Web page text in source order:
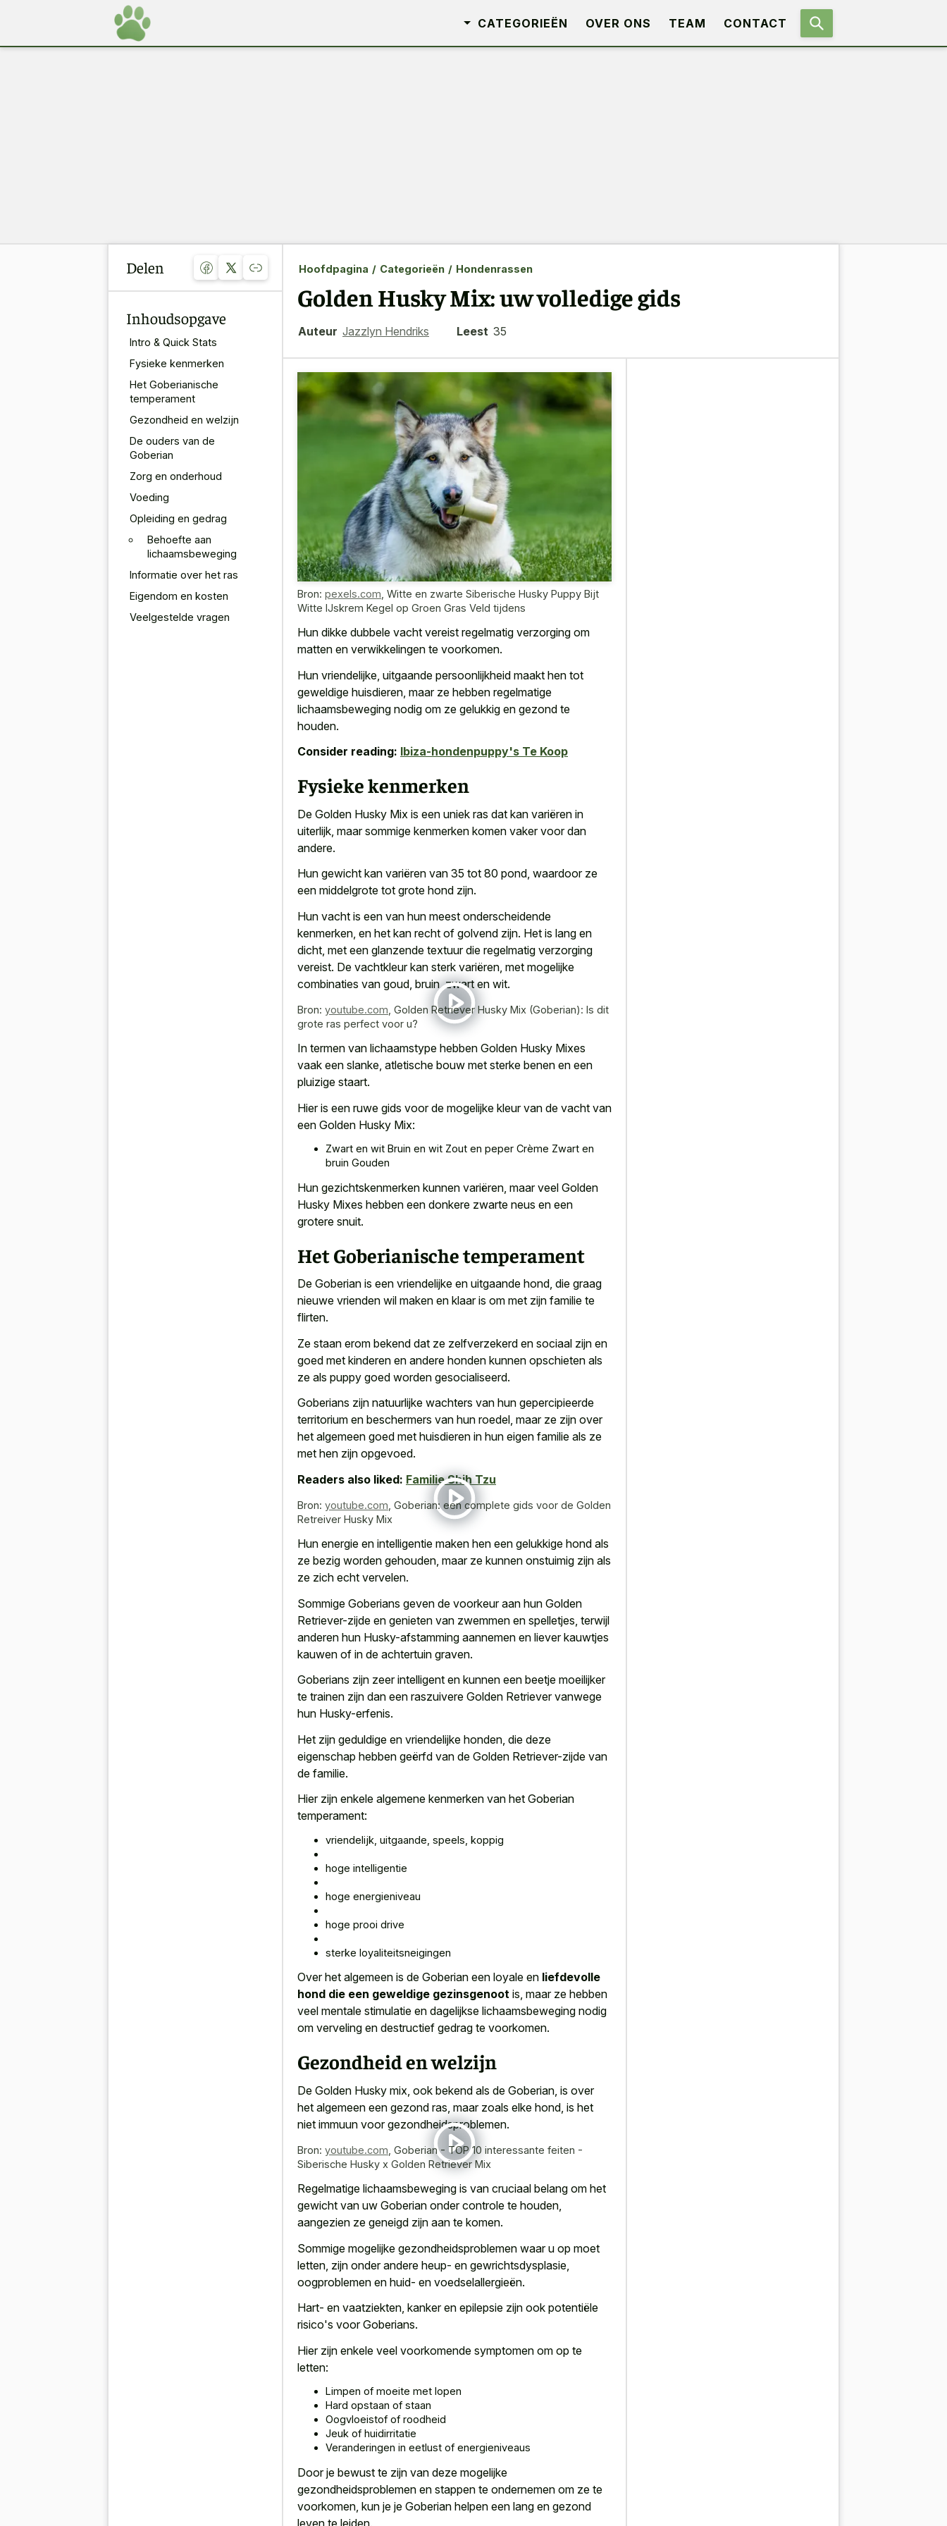
CATEGORIEËN OVER ONS TEAM CONTACT
Delen
Inhoudsopgave
Intro & Quick Stats
Fysieke kenmerken
Het Goberianische
temperament
Gezondheid en welzijn
De ouders van de
Goberian
Zorg en onderhoud
Voeding
Opleiding en gedrag
Behoefte aan
lichaamsbeweging
Informatie over het ras
Eigendom en kosten
Veelgestelde vragen
Hoofdpagina / Categorieën / Hondenrassen
Golden Husky Mix: uw volledige gids
Auteur Jazzlyn Hendriks Leest 35
Bron: pexels.com Witte en zwarte Siberische Husky Puppy Bijt
Witte IJskrem Kegel op Groen Gras Veld tijdens
Hun dikke dubbele vacht vereist regelmatig verzorging om
matten en verwikkelingen te voorkomen.
Hun vriendelijke, uitgaande persoonlijkheid maakt hen tot
geweldige huisdieren, maar ze hebben regelmatige
lichaamsbeweging nodig om ze gelukkig en gezond te
houden.
Consider reading: Ibiza-hondenpuppy's Te Koop
Fysieke kenmerken
De Golden Husky Mix is een uniek ras dat kan variëren in
uiterlijk, maar sommige kenmerken komen vaker voor dan
andere.
Hun gewicht kan variëren van 35 tot 80 pond, waardoor ze
een middelgrote tot grote hond zijn.
Hun vacht is een van hun meest onderscheidende
kenmerken, en het kan recht of golvend zijn. Het is lang en
dicht, met een glanzende textuur die regelmatig verzorging
vereist. De vachtkleur kan sterk variëren, met mogelijke
combinaties van goud, bruin, zwart en wit.
Bron: youtube.com Golden Retriever Husky Mix (Goberian): Is dit
grote ras perfect voor u?
In termen van lichaamstype hebben Golden Husky Mixes
vaak een slanke, atletische bouw met sterke benen en een
pluizige staart.
Hier is een ruwe gids voor de mogelijke kleurvan de vacht van
een Golden Husky Mix:
Zwart en wit Bruin en wit Zout en peper Crème Zwart en
bruin Gouden
Hun gezichtskenmerken kunnen variëren, maar veel Golden
Husky Mixes hebben een donkere zwarte neus en een
grotere snuit.
Het Goberianische temperament
De Goberian is een vriendelijke en uitgaande hond, die graag
nieuwe vrienden wil maken en klaar is om met zijn familie te
flirten.
Ze staan erom bekend dat ze zelfverzekerd en sociaal zijn en
goed met kinderen en andere honden kunnen opschieten als
ze als puppy goed worden gesocialiseerd.
Goberians zijn natuurlijke wachters van hun gepercipieerde
territorium en beschermers van hun roedel, maar ze zijn over
het algemeen goed met huisdieren in hun eigen familie als ze
met hen zijn opgevoed.
Readers also liked: Familie Shih Tzu
Bron: youtube.com Goberian: een complete gids voor de Golden
Retreiver Husky Mix
Hun energie en intelligentie maken hen een gelukkige hond als
ze bezig worden gehouden, maar ze kunnen onstuimig zijn als
ze zich echt vervelen.
Sommige Goberians geven de voorkeur aan hun Golden
Retriever-zijde en genieten van zwemmen en spelletjes, terwijl
anderen hun Husky-afstamming aannemen en liever kauwtjes
kauwen of in de achtertuin graven.
Goberians zijn zeer intelligent en kunnen een beetje moeilijker
te trainen zijn dan een raszuivere Golden Retriever vanwege
hun Husky-erfenis.
Het zijn geduldige en vriendelijke honden, die deze
eigenschap hebben geërfd van de Golden Retriever-zijde van
de familie.
Hier zijn enkele algemene kenmerken van het Goberian
temperament:
vriendelijk, uitgaande, speels, koppig
hoge intelligentie
hoge energieniveau
hoge prooi drive
sterke loyaliteitsneigingen
Over het algemeen is de Goberian een loyale en liefdevolle
hond die een geweldige gezinsgenoot is, maar ze hebben
veel mentale stimulatie en dagelijkse lichaamsbeweging nodig
om verveling en destructief gedrag te voorkomen.
Gezondheid en welzijn
De Golden Husky mix, ook bekend als de Goberian, is over
het algemeen een gezond ras, maar zoals elke hond, is het
niet immuun voor gezondheidsproblemen.
Bron: youtube.com Goberian - TOP 10 interessante feiten -
Siberische Husky x Golden Retriever Mix
Regelmatige lichaamsbeweging is van cruciaal belang om het
gewicht van uw Goberian onder controle te houden,
aangezien ze geneigd zijn aan te komen.
Sommige mogelijke gezondheidsproblemen waar u op moet
letten, zijn onder andere heup- en gewrichtsdysplasie,
oogproblemen en huid- en voedselallergieën.
Hart- en vaatziekten, kanker en epilepsie zijn ook potentiële
risico's voor Goberians.
Hier zijn enkele veel voorkomende symptomen om op te
letten:
Limpen of moeite met lopen
Hard opstaan of staan
Oogvloeistof of roodheid
Jeuk of huidirritatie
Veranderingen in eetlust of energieniveaus
Door je bewust te zijn van deze mogelijke
gezondheidsproblemen en stappen te ondernemen om ze te
voorkomen, kun je je Goberian helpen een lang en gezond
leven te leiden.